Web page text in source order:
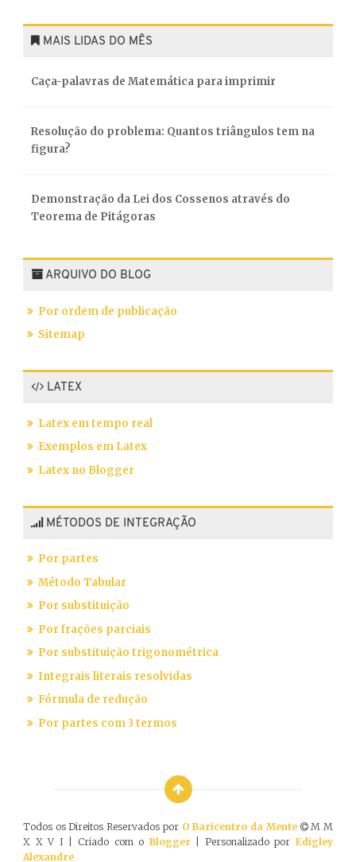
MAIS LIDAS DO MÊS
Caça-palavras de Matemática para imprimir
Resolução do problema: Quantos triângulos tem na
figura?
Demonstração da Lei dos Cossenos através do
Teorema de Pitágoras
ARQUIVO DO BLOG
Por ordem de publicação
Sitemap
LATEX
Latex em tempo real
Exemplos em Latex
Latex no Blogger
MÉTODOS DE INTEGRAÇÃO
Por partes
Método Tabular
Por substituição
Por frações parciais
Por substituição trigonométrica
Integrais literais resolvidas
Fórmula de redução
Por partes com 3 termos
Todos os Direitos Reservados por O Baricentro da Mente
M M
X X V I | Criado com o Blogger | Personalizado porEdigley
Alexandre